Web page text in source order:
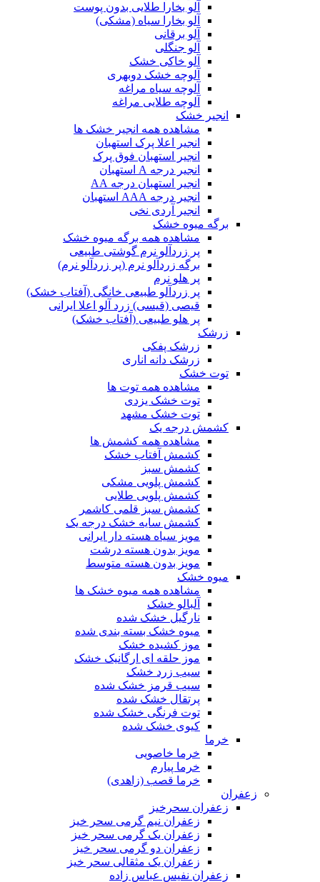
آلو بخارا طلایی بدون پوست
آلو بخارا سیاه (مشکی)
آلو برقانی
آلو جنگلی
آلو خاکی خشک
آلوچه خشک دوبهری
آلوچه سیاه مراغه
آلوچه طلایی مراغه
انجیر خشک
مشاهده همه انجیر خشک ها
انجیر اعلا پرک استهبان
انجیر استهبان فوق پرک
انجیر درجه A استهبان
انجیر استهبان درجه AA
انجیر درجه AAA استهبان
انجیر آردی نخی
برگه میوه خشک
مشاهده همه برگه میوه خشک
پر زردآلو نرم گوشتی طبیعی
برگه زردآلو نرم (پر زردآلو نرم)
پر هلو نرم
پر زردآلو طبیعی خانگی (آفتاب خشک)
قیصی (قیسی) زرد آلو اعلا ایرانی
پر هلو طبیعی (آفتاب خشک)
زرشک
زرشک پفکی
زرشک دانه اناری
توت خشک
مشاهده همه توت ها
توت خشک یزدی
توت خشک مشهد
کشمش درجه یک
مشاهده همه کشمش ها
کشمش آفتاب خشک
کشمش سبز
کشمش پلویی مشکی
کشمش پلویی طلایی
کشمش سبز قلمی کاشمر
کشمش سایه خشک درجه یک
مویز سیاه هسته دار ایرانی
مویز بدون هسته درشت
مویز بدون هسته متوسط
میوه خشک
مشاهده همه میوه خشک ها
آلبالو خشک
نارگیل خشک شده
میوه خشک بسته بندی شده
موز کشیده خشک
موز حلقه ای ارگانیک خشک
سیب زرد خشک
سیب قرمز خشک شده
پرتقال خشک شده
توت فرنگی خشک شده
کیوی خشک شده
خرما
خرما خاصویی
خرما پیارم
خرما قصب (زاهدی)
زعفران
زعفران سحرخیز
زعفران نیم گرمی سحر خیز
زعفران یک گرمی سحر خیز
زعفران دو گرمی سحر خیز
زعفران یک مثقالی سحر خیز
زعفران نفیس عباس زاده